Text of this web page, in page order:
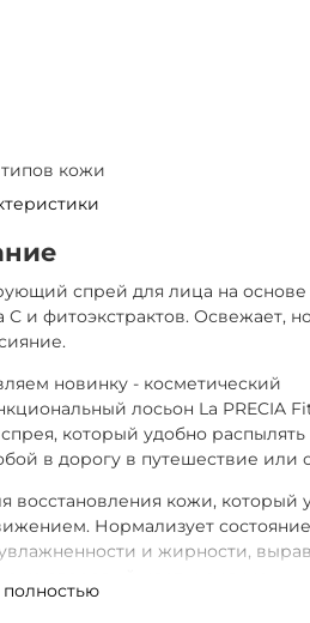
кожи
спрей для лица на основе
С и фитоэкстрактов. Освежает,
новинку - косметический
лосьон La PRECIA
который удобно распылять
в дорогу в путешествие или
восстановления кожи, который
Нормализует
и жирности,
полностью